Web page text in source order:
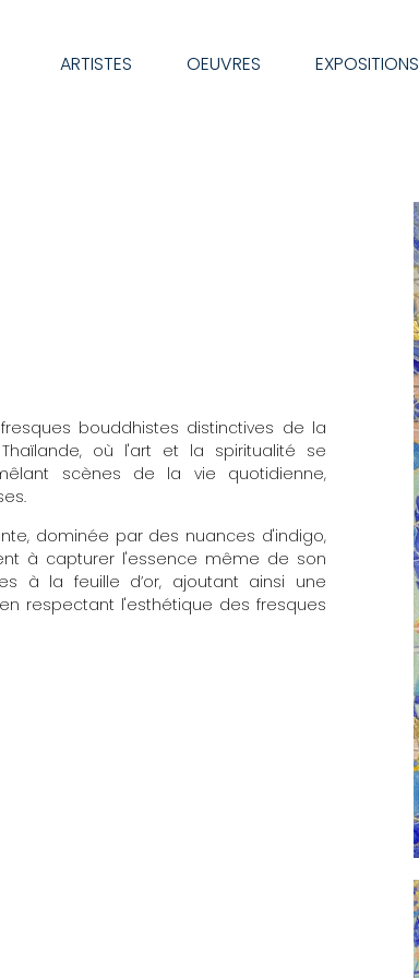
ARTISTES OEUVRES EXPOSITIONS
bouddhistes distinctives de la
où l'art et la spiritualité se
scènes de la vie quotidienne,
dominée par des nuances d'indigo,
à capturer l'essence même de son
à la feuille d’or, ajoutant ainsi une
respectant l'esthétique des fresques